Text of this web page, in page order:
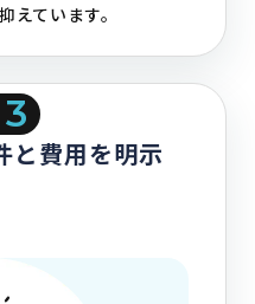
えています。
3
と費用を明示